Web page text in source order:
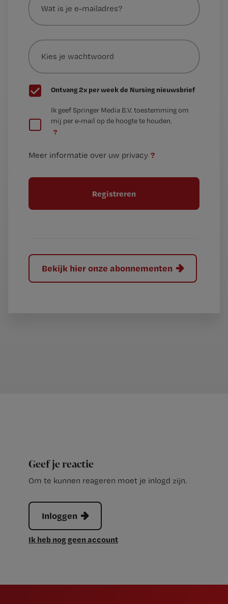
is
je
mailadres?
Kies
je
wachtwoord
G
e
t
Ontvang 2x per week de Nursing nieuwsbrief
e
t
l
Ik geef Springer Media B.V. toestemming om
mij per e-mail op de hoogte te houden.
?
Meer informatie over uw privacy ?
Bekijk hier onze abonnementen
Geef je reactie
Om te kunnen reageren moet je inlogd zijn.
Inloggen
Ik heb nog geen account